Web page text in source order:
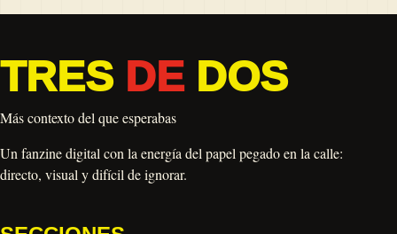
TRES DEDOS
Más contexto del que esperabas
Un fanzine digital con la energía del papel pegado en la calle:
directo, visual y difícil de ignorar.